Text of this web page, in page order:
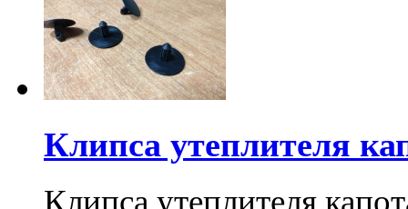
Клипса утеплителя
Клипса утеплителя